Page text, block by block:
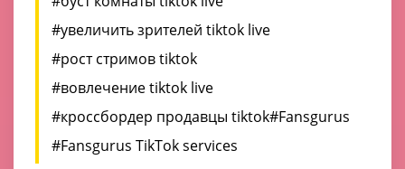
#увеличить зрителей tiktok live
#рост стримов tiktok
#вовлечение tiktok live
#кроссбордер продавцы tiktok#Fansgurus
#Fansgurus TikTok services